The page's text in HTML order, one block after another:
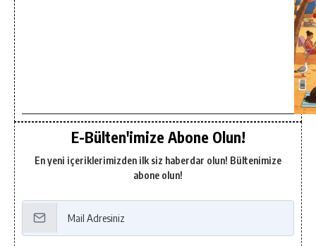
E-Bülten'imize Abone Olun!
En yeni içeriklerimizden ilk siz haberdar olun! Bültenimize
abone olun!